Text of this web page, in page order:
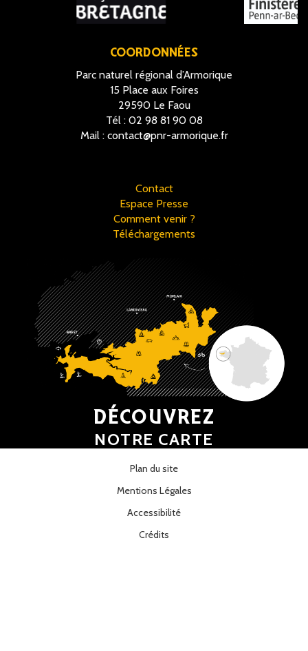
COORDONNÉES
Parc naturel régional d’Armorique
15 Place aux Foires
29590 Le Faou
Tél : 02 98 81 90 08
Mail : contact@pnr-armorique.fr
Contact
Espace Presse
Comment venir ?
Téléchargements
DÉCOUVREZ
NOTRE CARTE
Plan du site
Mentions Légales
Accessibilité
Crédits